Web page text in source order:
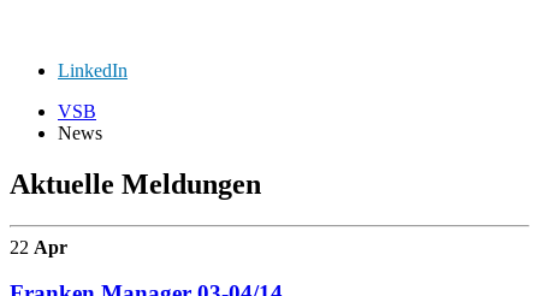
LinkedIn
VSB
News
Aktuelle Meldungen
22 Apr